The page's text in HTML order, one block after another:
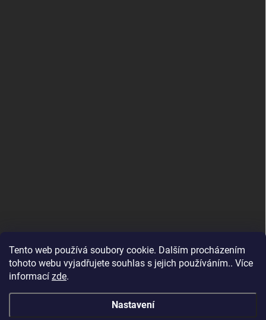
Tento web používá soubory cookie. Dalším procházením
tohoto webu vyjadřujete souhlas s jejich používáním.. Více
informací zde.
Nastavení